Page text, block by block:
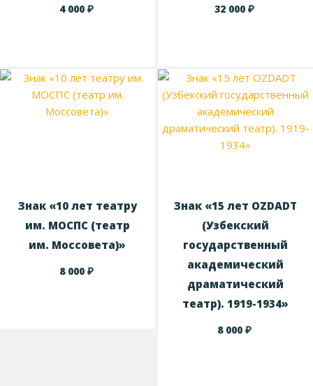
4 000 ₽ 32 000₽
Знак «10 лет театру
им. МОСПС (театр
им. Моссовета)»
8 000 ₽
Знак «15 лет OZDADT
(Узбекский
государственный
академический
драматический
театр). 1919-1934»
8 000₽